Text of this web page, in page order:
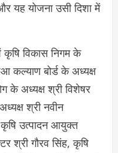
यह योजना उसी दिशा में
कृषि विकास निगम के
कल्याण बोर्ड के अध्यक्ष
के अध्यक्ष श्री विशेषर
श्री नवीन
उत्पादन आयुक्त
श्री गौरव सिंह, कृषि